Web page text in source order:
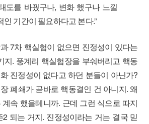
도를 바꿨구나, 변화 했구나 느낄
인 기간이 필요하다고 본다.”
7차 핵실험이 없으면 진정성이 있다는
지. 풍계리 핵실험장을 부숴버리고 핵동
진정성이 없다고 하던 분들이 아닌가?
폐쇄가 곧바로 핵동결인 건 아니지. 왜
속 했을테니까. 근데 그런 식으로 따지
되는 거지. 진정성이라는 거는 결국 믿